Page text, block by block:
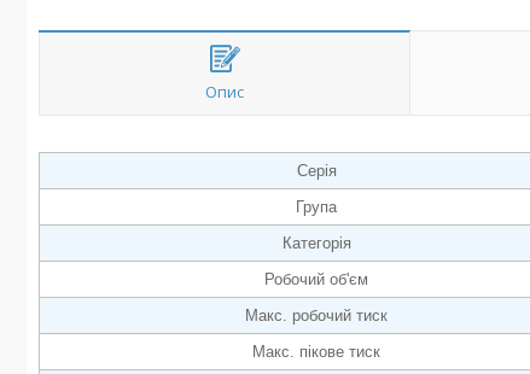
Опис
Серія
Група
Категорія
Робочий об'єм
Макс. робочий тиск
Макс. пікове тиск